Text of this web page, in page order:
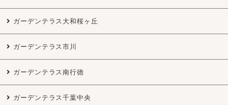
ガーデンテラス大和桜ヶ丘
ガーデンテラス市川
ガーデンテラス南行徳
ガーデンテラス千葉中央